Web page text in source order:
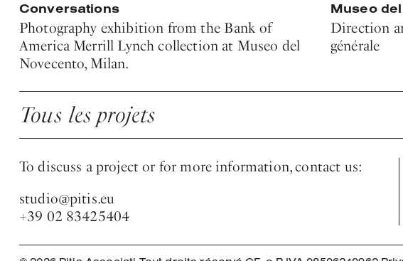
Conversations
Photography exhibition from the Bank of
America Merrill Lynch collection at Museo del
Novecento, Milan.
Museo
Direction
générale
Tous les projets
To discuss a project or for more information, contact us:
studio@pitis.eu
+39 02 83425404